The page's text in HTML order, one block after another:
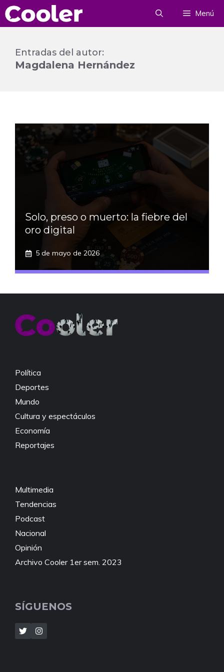
Saltar
al
Menú
Entradas del autor:
Magdalena Hernández
Solo, preso o muerto: la fiebre del
oro digital
5 de mayo de 2026
Política
Deportes
Mundo
Cultura y espectáculos
Economía
Reportajes
Multimedia
Tendencias
Podcast
Nacional
Opinión
Archivo Cooler 1er sem. 2023
SÍGUENOS